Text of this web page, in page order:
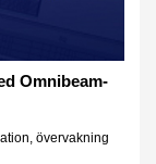
Omnibeam-
övervakning